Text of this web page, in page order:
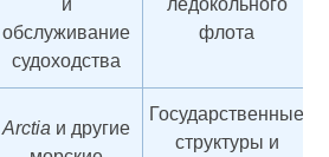
и
обслуживание
судоходства
ледокольного
флота
Arctia и другие
Государственные
структуры и